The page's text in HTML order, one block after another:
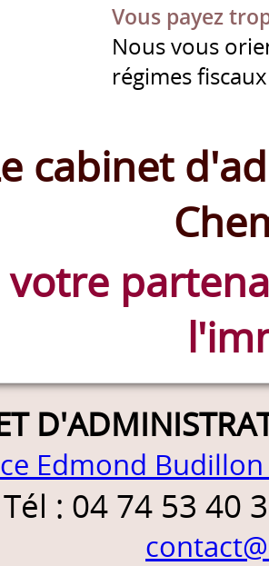
Vous payez
Nous vous
régimes
cabinet
votre
Edmond
Tél : 04 74 53 40